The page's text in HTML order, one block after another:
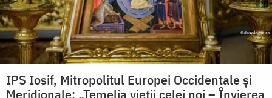
IPS Iosif, Mitropolitul Europei Occidentale și
Meridionale: „Temelia vieții celei noi – Învierea